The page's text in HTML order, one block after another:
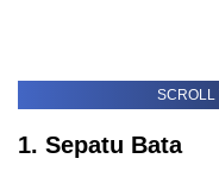
SCROLL
1. Sepatu Bata